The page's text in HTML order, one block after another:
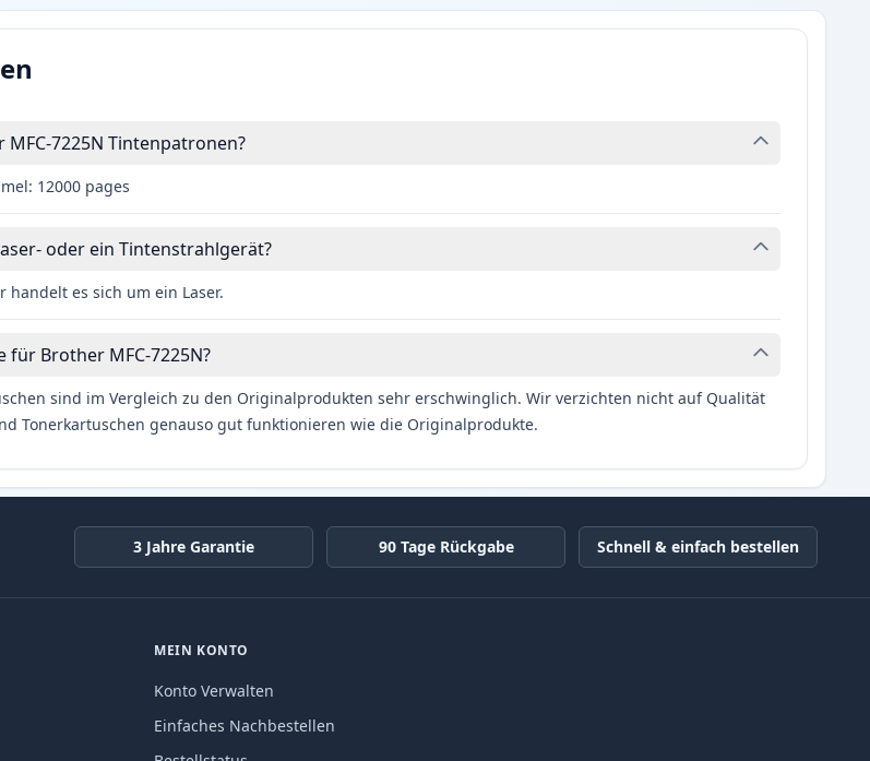
7225N Tintenpatronen?
12000 pages
oder ein Tintenstrahlgerät?
handelt es sich um ein Laser.
Brother MFC-7225N?
sind im Vergleich zu den Originalprodukten sehr erschwinglich. Wir verzichten nicht auf Qualität
Tonerkartuschen genauso gut funktionieren wie die Originalprodukte.
3 Jahre Garantie 90 Tage Rückgabe Schnell & einfach bestellen
MEIN KONTO
Konto Verwalten
Einfaches Nachbestellen